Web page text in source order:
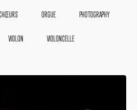
ORGUE PHOTOGRAPHY
VIOLON VIOLONCELLE